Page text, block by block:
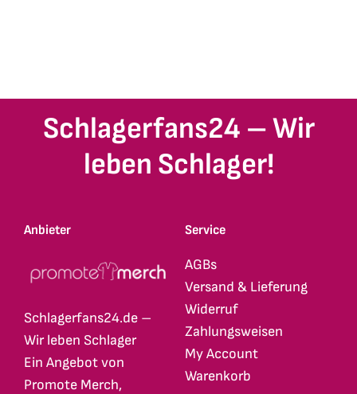
Schlagerfans24 – Wir
leben Schlager!
Anbieter
Schlagerfans24.de –
Wir leben Schlager
Ein Angebot von
Promote Merch,
Service
AGBs
Versand & Lieferung
Widerruf
Zahlungsweisen
My Account
Warenkorb